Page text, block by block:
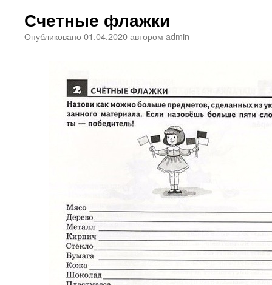
Счетные флажки
Опубликовано 01.04.2020автором admin